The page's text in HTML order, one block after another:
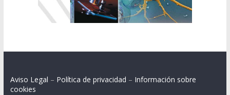
Aviso Legal – Política de privacidad – Información sobre
cookies